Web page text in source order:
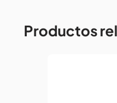
Productos